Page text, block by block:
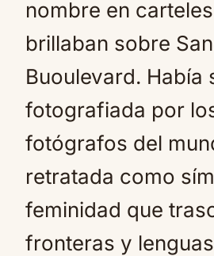
nombre en
brillaban sobre
Buoulevard. Había
fotografiada por
fotógrafos del
retratada como
feminidad que
fronteras y